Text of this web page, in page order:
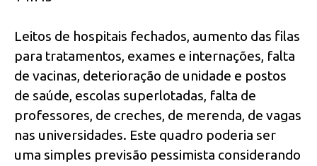
Leitos de hospitais fechados, aumento das filas
para tratamentos, exames e internações, falta
de vacinas, deterioração de unidade e postos
de saúde, escolas superlotadas, falta de
professores, de creches, de merenda, de vagas
nas universidades. Este quadro poderia ser
uma simples previsão pessimista considerando